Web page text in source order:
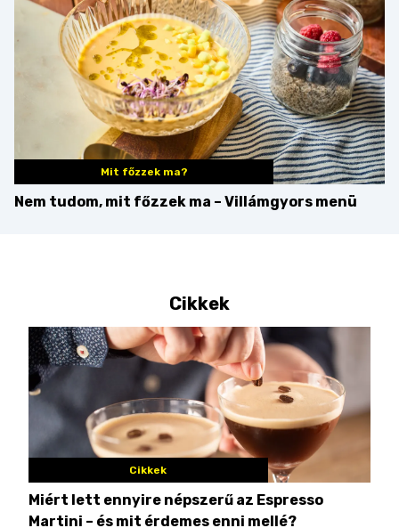
Mit főzzek ma?
Nem tudom, mit főzzek ma – Villámgyors menü
Cikkek
Cikkek
Miért lett ennyire népszerű az Espresso
Martini – és mit érdemes enni mellé?